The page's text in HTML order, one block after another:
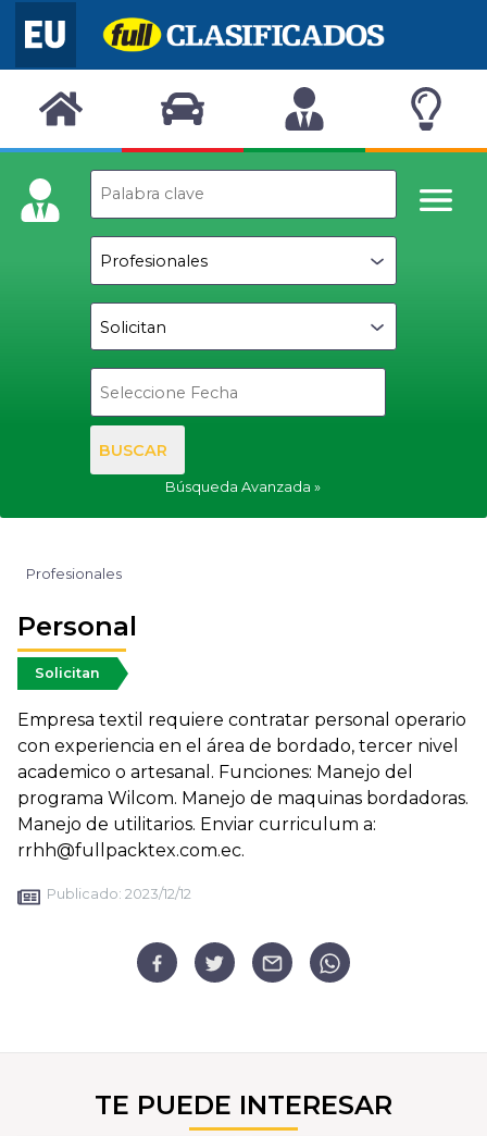
BUSCAR
Búsqueda Avanzada
Profesionales
Personal
Solicitan
Empresa textil requiere contratar personal operario
con experiencia en el área de bordado, tercer nivel
academico o artesanal. Funciones: Manejo del
programa Wilcom. Manejo de maquinas bordadoras.
Manejo de utilitarios. Enviar curriculum a:
rrhh@fullpacktex.com.ec.
Publicado: 2023/12/12
TE PUEDE INTERESAR